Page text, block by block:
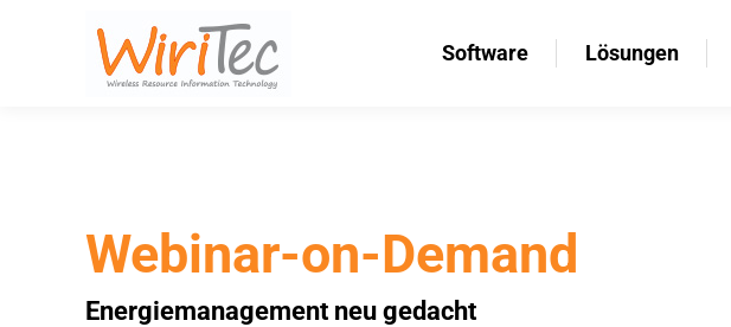
Software Lösungen
Webinar-on-Demand
Energiemanagement neu gedacht
Software Lösungen